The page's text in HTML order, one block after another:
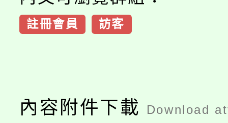
註冊會員 訪客
內容附件下載 Download